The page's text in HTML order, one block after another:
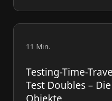
11 Min.
Testing-Time-
Test Doubles –
Objekte